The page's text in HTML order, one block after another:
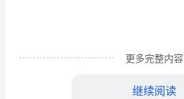
更多完整内容
继续阅读